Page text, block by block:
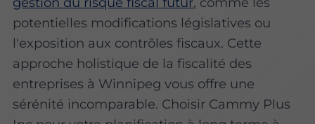
potentielles modifications législatives ou
l'exposition aux contrôles fiscaux. Cette
approche holistique de la fiscalité des
entreprises à Winnipeg vous offre une
sérénité incomparable. Choisir Cammy Plus